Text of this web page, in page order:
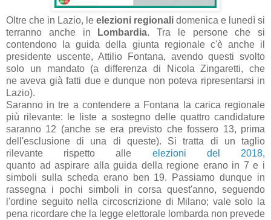
Oltre che in Lazio, le elezioni regionali domenica e lunedì si
terranno anche in
Lombardia. Tra le persone che si
contendono la guida della giunta regionale c'è anche il
presidente uscente,Attilio Fontana, avendo questi svolto
solo un mandato (a differenza di Nicol a Zingaretti, che
neaveva già fatti due e dunque non poteva ripresentarsi in
Lazio).
Saranno in tre a contenderea Fontana l a carica regionale
più rilevante: le liste a sostegno delle quattro candidature
saranno 12 (anche se era previsto che fossero 13, prima
dell'esclusione di una di queste). Si tratta di un taglio
rilevante rispettoalle elezioni del 2018,
quanto adaspirare all a guida dell a regione erano in 7 e i
simboli sull a scheda erano ben 19. Passiamo dunque in
rassegna i pochi simboli in corsa quest'anno, seguendo
l'ordine seguito nella circoscrizione di Milano; vale solo l a
pena ricordare che l a legge elettorale lombarda non prevede